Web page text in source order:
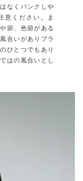
なくパンクしや
意ください。ま
節、色節がある
合いがありブラ
ひとつでもあり
はの風合いとし